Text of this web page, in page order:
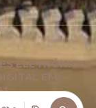
ELETRÓNICO.
EM: